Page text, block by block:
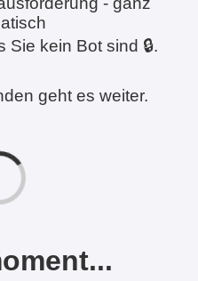
kein Bot sind 🔒.
geht es weiter.